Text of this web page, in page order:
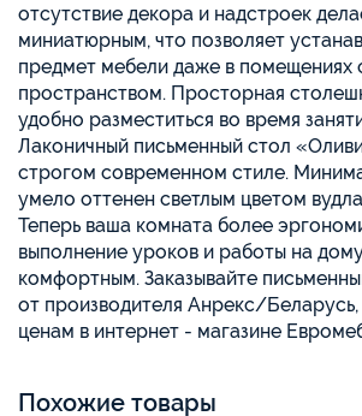
отсутствие декора и надстроек
миниатюрным, что позволяет
предмет мебели даже в помещениях
пространством. Просторная
удобно разместиться во время
Лаконичный письменный стол
строгом современном стиле.
умело оттенен светлым цветом
Теперь ваша комната более
выполнение уроков и работы на
комфортным. Заказывайте
от производителя Анрекс/
ценам в интернет - магазине
Похожие товары